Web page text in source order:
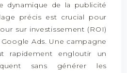
dynamique de la publicité
précis est crucial pour
sur investissement (ROI)
Ads. Une campagne
rapidement engloutir un
sans générer les